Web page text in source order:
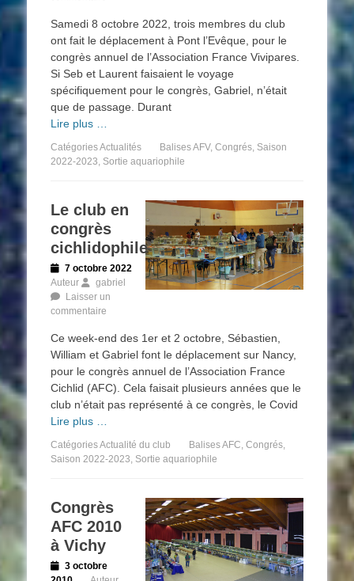
Samedi 8 octobre 2022, trois membres du club
ont fait le déplacement à Pont l’Evêque, pour le
congrès annuel de l’Association France Vivipares.
Si Seb et Laurent faisaient le voyage
spécifiquement pour le congrès, Gabriel, n’était
que de passage. Durant
Lire plus …
CatégoriesActualités BalisesAFV, Congrés, Saison
2022-2023, Sortie aquariophile
Le club en
congrès
cichlidophile
Posted
on
7 octobre 2022
Auteur
gabriel
Laisser un
commentaire
Ce week-end des 1er et 2 octobre, Sébastien,
William et Gabriel font le déplacement sur Nancy,
pour le congrès annuel de l’Association France
Cichlid (AFC). Cela faisait plusieurs années que le
club n’était pas représenté à ce congrès, le Covid
Lire plus …
CatégoriesActualité du club BalisesAFC, Congrés,
Saison 2022-2023, Sortie aquariophile
Congrès
AFC 2010
à Vichy
Posted3 octobre